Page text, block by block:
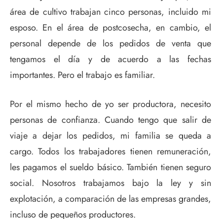
área de cultivo trabajan cinco personas, incluido mi
esposo. En el área de postcosecha, en cambio, el
personal depende de los pedidos de venta que
tengamos el día y de acuerdo a las fechas
importantes. Pero el trabajo es familiar.
Por el mismo hecho de yo ser productora, necesito
personas de confianza. Cuando tengo que salir de
viaje a dejar los pedidos, mi familia se queda a
cargo. Todos los trabajadores tienen remuneración,
les pagamos el sueldo básico. También tienen seguro
social. Nosotros trabajamos bajo la ley y sin
explotación, a comparación de las empresas grandes,
incluso de pequeños productores.